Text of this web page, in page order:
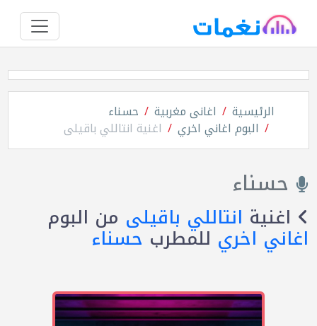
الرئيسية اغانى مغربية حسناء
البوم اغاني اخري اغنية انتاللي باقيلى
حسناء
اغنية انتاللي باقيلى من البوم
اغاني اخري للمطرب حسناء